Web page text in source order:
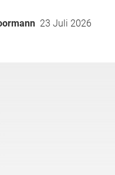
23 Juli 2026